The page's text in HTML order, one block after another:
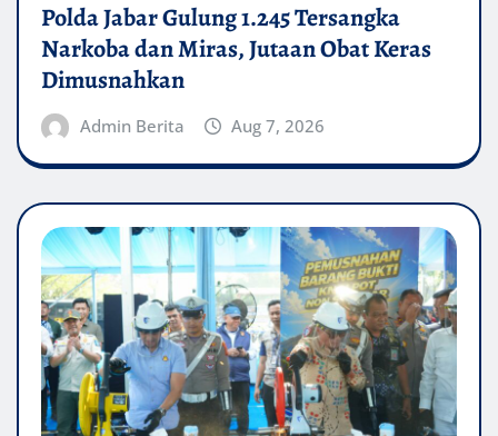
Polda Jabar Gulung 1.245 Tersangka
Narkoba dan Miras, Jutaan Obat Keras
Dimusnahkan
Admin Berita Aug 7, 2026